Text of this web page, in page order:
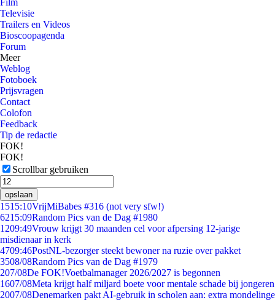
Film
Televisie
Trailers en Videos
Bioscoopagenda
Forum
Meer
Weblog
Fotoboek
Prijsvragen
Contact
Colofon
Feedback
Tip de redactie
FOK!
FOK!
Scrollbar gebruiken
opslaan
1515:10VrijMiBabes #316 (not very sfw!)
6215:09Random Pics van de Dag #1980
1209:49Vrouw krijgt 30 maanden cel voor afpersing 12-jarige
misdienaar in kerk
4709:46PostNL-bezorger steekt bewoner na ruzie over pakket
3508/08Random Pics van de Dag #1979
207/08De FOK!Voetbalmanager 2026/2027 is begonnen
1607/08Meta krijgt half miljard boete voor mentale schade bij jongeren
2007/08Denemarken pakt AI-gebruik in scholen aan: extra mondelinge